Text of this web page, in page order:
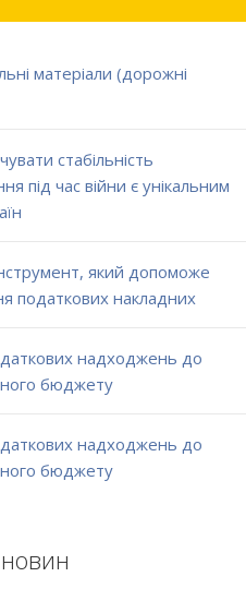
матеріали (дорожні
стабільність
під час війни є унікальним
який допоможе
податкових накладних
надходжень до
бюджету
надходжень до
бюджету